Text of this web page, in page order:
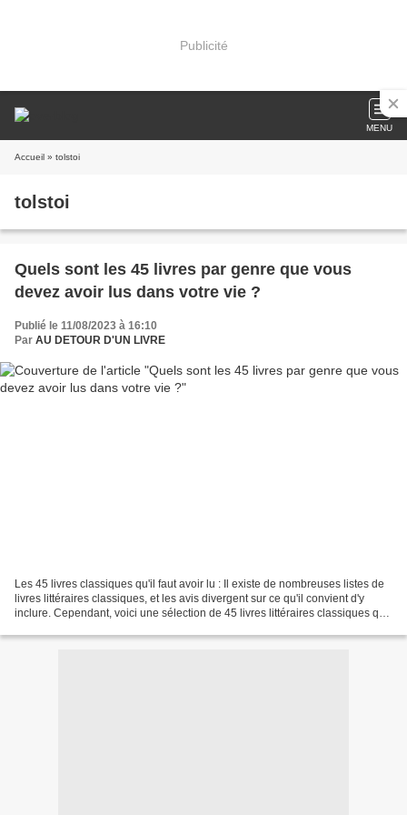
Publicité
MENU
Accueil » tolstoi
tolstoi
Quels sont les 45 livres par genre que vous
devez avoir lus dans votre vie ?
Publié le 11/08/2023 à 16:10
Par AU DETOUR D'UN LIVRE
Les 45 livres classiques qu'il faut avoir lu : Il existe de nombreuses listes de
livres littéraires classiques, et les avis divergent sur ce qu'il convient d'y
inclure. Cependant, voici une sélection de 45 livres littéraires classiques qui